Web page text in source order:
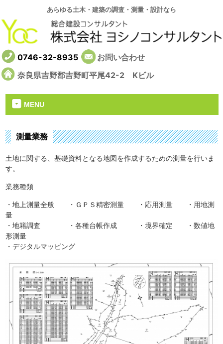
あらゆる土木・建築の調査・測量・設計なら
0746-32-8935
お問い合わせ
奈良県吉野郡吉野町平尾42-2 Kビル
MENU
測量業務
土地に関する、基礎資料となる地図を作成するための測量を行いま
す。
業務種類
・地上測量全般 ・ＧＰＳ精密測量 ・応用測量 ・用地測
量
・地籍調査 ・各種台帳作成 ・境界確定 ・数値地
形測量
・デジタルマッピング